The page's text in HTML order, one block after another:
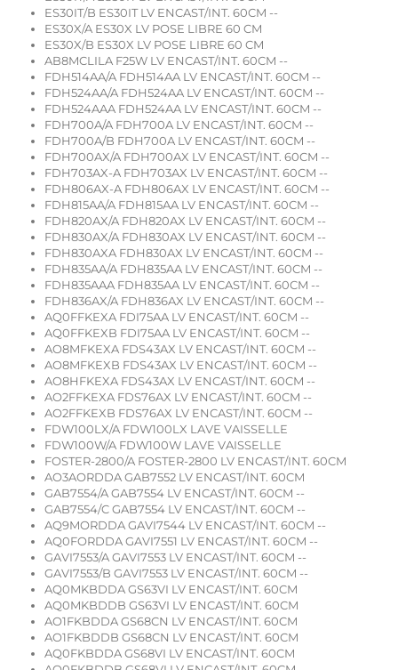
ES30IT/B ES30IT LV ENCAST/INT. 60CM --
ES30X/A ES30X LV POSE LIBRE 60 CM
ES30X/B ES30X LV POSE LIBRE 60 CM
AB8MCLILA F25W LV ENCAST/INT. 60CM --
FDH514AA/A FDH514AA LV ENCAST/INT. 60CM --
FDH524AA/A FDH524AA LV ENCAST/INT. 60CM --
FDH524AAA FDH524AA LV ENCAST/INT. 60CM --
FDH700A/A FDH700A LV ENCAST/INT. 60CM --
FDH700A/B FDH700A LV ENCAST/INT. 60CM --
FDH700AX/A FDH700AX LV ENCAST/INT. 60CM --
FDH703AX-A FDH703AX LV ENCAST/INT. 60CM --
FDH806AX-A FDH806AX LV ENCAST/INT. 60CM --
FDH815AA/A FDH815AA LV ENCAST/INT. 60CM --
FDH820AX/A FDH820AX LV ENCAST/INT. 60CM --
FDH830AX/A FDH830AX LV ENCAST/INT. 60CM --
FDH830AXA FDH830AX LV ENCAST/INT. 60CM --
FDH835AA/A FDH835AA LV ENCAST/INT. 60CM --
FDH835AAA FDH835AA LV ENCAST/INT. 60CM --
FDH836AX/A FDH836AX LV ENCAST/INT. 60CM --
AQ0FFKEXA FDI75AA LV ENCAST/INT. 60CM --
AQ0FFKEXB FDI75AA LV ENCAST/INT. 60CM --
AO8MFKEXA FDS43AX LV ENCAST/INT. 60CM --
AO8MFKEXB FDS43AX LV ENCAST/INT. 60CM --
AO8HFKEXA FDS43AX LV ENCAST/INT. 60CM --
AO2FFKEXA FDS76AX LV ENCAST/INT. 60CM --
AO2FFKEXB FDS76AX LV ENCAST/INT. 60CM --
FDW100LX/A FDW100LX LAVE VAISSELLE
FDW100W/A FDW100W LAVE VAISSELLE
FOSTER-2800/A FOSTER-2800 LV ENCAST/INT. 60CM
AO3AORDDA GAB7552 LV ENCAST/INT. 60CM
GAB7554/A GAB7554 LV ENCAST/INT. 60CM --
GAB7554/C GAB7554 LV ENCAST/INT. 60CM --
AQ9MORDDA GAVI7544 LV ENCAST/INT. 60CM --
AQ0FORDDA GAVI7551 LV ENCAST/INT. 60CM --
GAVI7553/A GAVI7553 LV ENCAST/INT. 60CM --
GAVI7553/B GAVI7553 LV ENCAST/INT. 60CM --
AQ0MKBDDA GS63VI LV ENCAST/INT. 60CM
AQ0MKBDDB GS63VI LV ENCAST/INT. 60CM
AO1FKBDDA GS68CN LV ENCAST/INT. 60CM
AO1FKBDDB GS68CN LV ENCAST/INT. 60CM
AQ0FKBDDA GS68VI LV ENCAST/INT. 60CM